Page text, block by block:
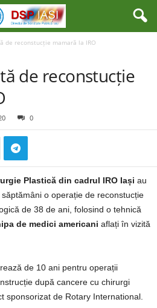
de reconstucție mamară la IRO
de reconstucție
0
Plastică din cadrul IRO Iași au
o operație de reconstucție
de 38 de ani, folosind o tehnică
de medici americani aflați în vizită
de 10 ani pentru operații
după cancere cu chirurgi
sponsorizat de Rotary International.